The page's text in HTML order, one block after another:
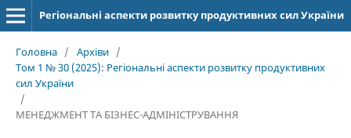
Регіональні аспекти розвитку продуктивних сил України
Головна / Архіви /
Том 1 № 30 (2025): Регіональні аспекти розвитку продуктивних
сил України
/
МЕНЕДЖМЕНТ ТА БІЗНЕС-АДМІНІСТРУВАННЯ